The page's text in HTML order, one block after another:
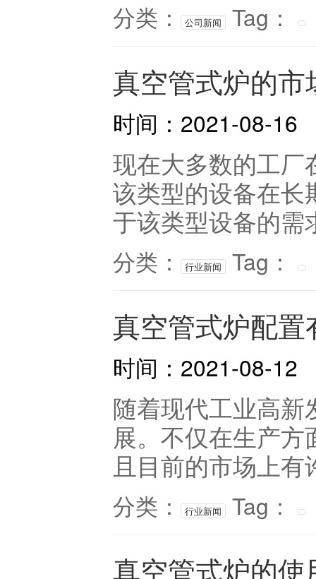
分类： 公司新闻 Tag：
真空管式炉的
时间：2021-08-16
现在大多数的工厂
该类型的设备在长
于该类型设备的
分类： 行业新闻 Tag：
真空管式炉配
时间：2021-08-12
随着现代工业高
展。不仅在生产
且目前的市场上
分类： 行业新闻 Tag：
真空管式炉的